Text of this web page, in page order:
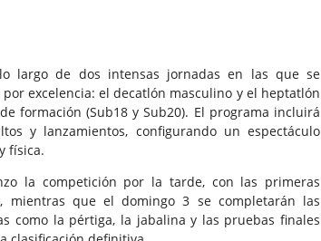
largo de dos intensas jornadas en las que se
excelencia: el decatlón masculino y el heptatlón
formación (Sub18 y Sub20). El programa incluirá
y lanzamientos, configurando un espectáculo
física.
la competición por la tarde, con las primeras
mientras que el domingo 3 se completarán las
como la pértiga, la jabalina y las pruebas finales